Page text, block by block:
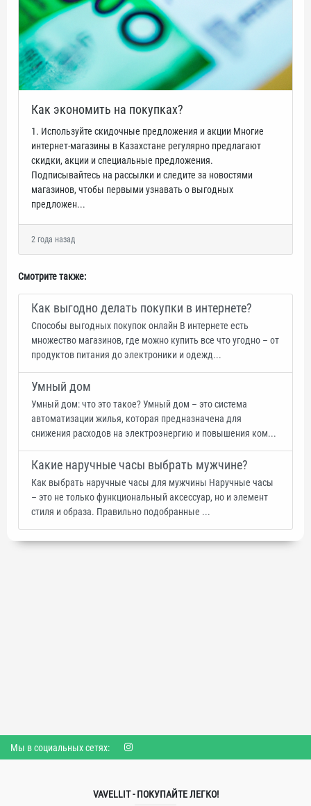
Как экономить на покупках?
1. Используйте скидочные предложения и акции Многие
интернет-магазины в Казахстане регулярно предлагают
скидки, акции и специальные предложения.
Подписывайтесь на рассылки и следите за новостями
магазинов, чтобы первыми узнавать о выгодных
предложен...
2 года назад
Смотрите также:
Как выгодно делать покупки в интернете?
Способы выгодных покупок онлайн В интернете есть
множество магазинов, где можно купить все что угодно – от
продуктов питания до электроники и одежд...
Умный дом
Умный дом: что это такое? Умный дом – это система
автоматизации жилья, которая предназначена для
снижения расходов на электроэнергию и повышения ком...
Какие наручные часы выбрать мужчине?
Как выбрать наручные часы для мужчины Наручные часы
– это не только функциональный аксессуар, но и элемент
стиля и образа. Правильно подобранные ...
Мы в социальных сетях:
VAVELLIT - ПОКУПАЙТЕ ЛЕГКО!